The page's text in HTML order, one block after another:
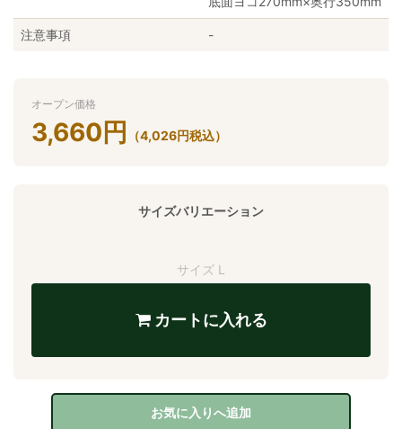
注意事項 -
オープン価格
3,660 円 （4,026円税込）
サイズバリエーション
サイズ L
カートに入れる
お気に入りへ追加